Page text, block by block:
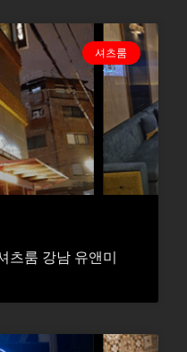
셔츠룸
츠룸 강남 유앤미